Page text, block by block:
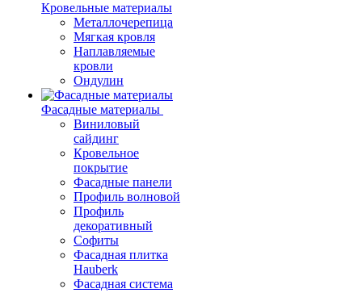
Кровельные материалы
Металлочерепица
Мягкая кровля
Наплавляемые
кровли
Ондулин
Фасадные материалы
Виниловый
сайдинг
Кровельное
покрытие
Фасадные панели
Профиль волновой
Профиль
декоративный
Софиты
Фасадная плитка
Hauberk
Фасадная система